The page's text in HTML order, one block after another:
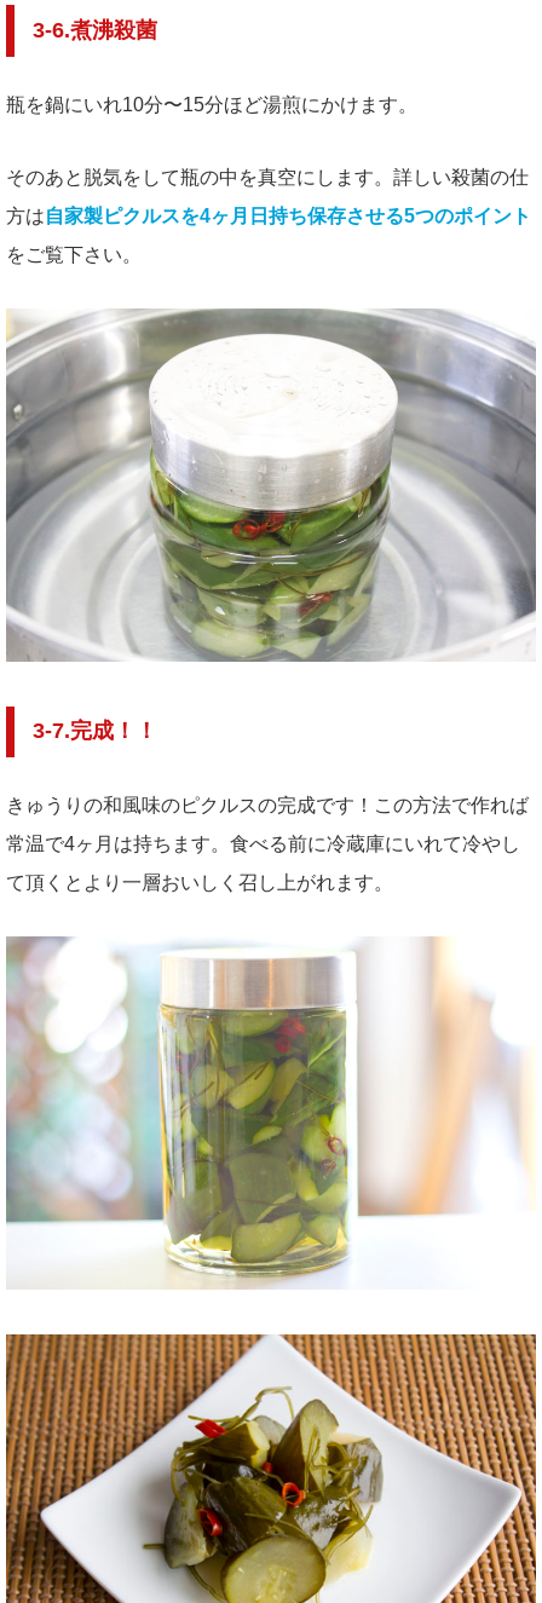
3-6.煮沸殺菌
瓶を鍋にいれ10分〜15分ほど湯煎にかけます。
そのあと脱気をして瓶の中を真空にします。詳しい殺菌の仕
方は自家製ピクルスを4ヶ月日持ち保存させる5つのポイント
をご覧下さい。
3-7.完成！！
きゅうりの和風味のピクルスの完成です！この方法で作れば
常温で4ヶ月は持ちます。食べる前に冷蔵庫にいれて冷やし
て頂くとより一層おいしく召し上がれます。